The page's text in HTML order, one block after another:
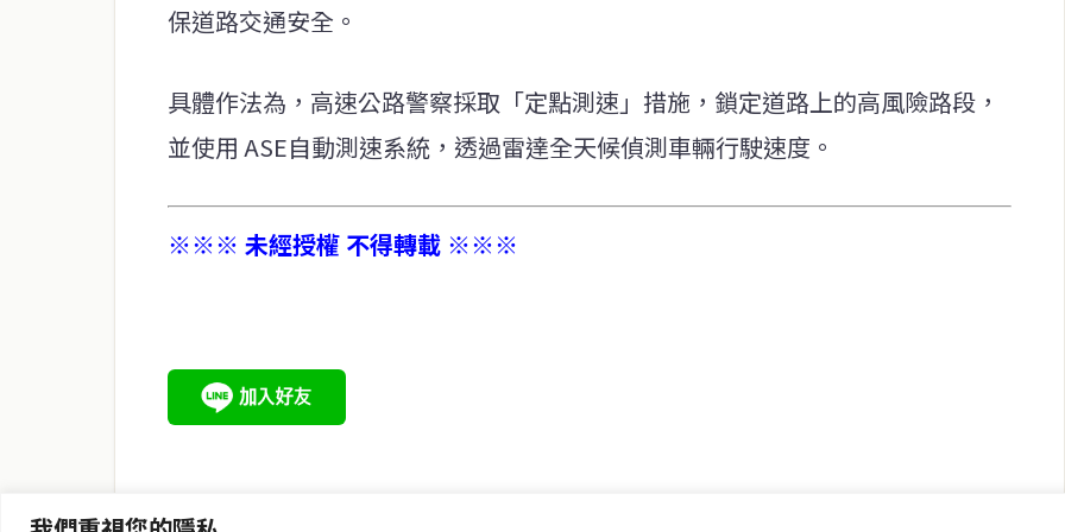
保道路交通安全。
具體作法為，高速公路警察採取「定點測速」措施，鎖定道路上的高風險路段，
並使用 ASE自動測速系統，透過雷達全天候偵測車輛行駛速度。
※※※ 未經授權 不得轉載 ※※※
泰國當地政治、經濟、華人社群與社會時事，為在泰華人讀者提供即
時、客觀、多元的中文新聞內容。